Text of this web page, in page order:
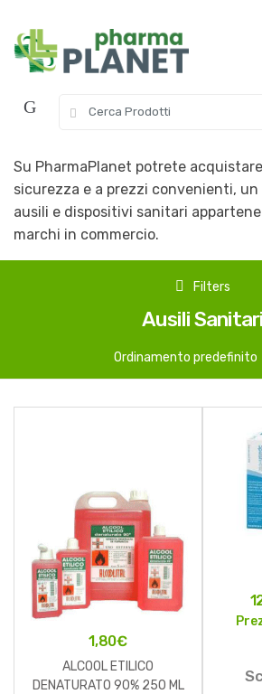
h
f
o
Su PharmaPlanet potrete
sicurezza e a prezzi convenienti,
ausili e dispositivi sanitari
marchi in commercio.
Filters
Ausili Sanitari
1,80€
ALCOOL ETILICO
DENATURATO 90% 250 ML